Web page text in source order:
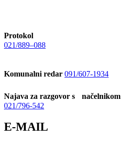
Protokol
021/889–088
Komunalni redar 091/607-1934
Najava za razgovor s načelnikom
021/796-542
E-MAIL